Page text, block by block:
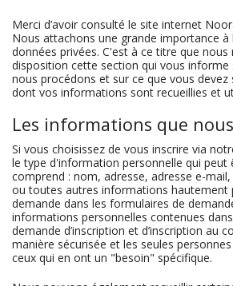
Merci d’avoir consulté le site internet
Nous attachons une grande importance
données privées. C'est à ce titre que
disposition cette section qui vous
nous procédons et sur ce que vous devez
dont vos informations sont recueillies et
Les informations que
Si vous choisissez de vous inscrire via
le type d'information personnelle qui peut
comprend : nom, adresse, adresse e-
ou toutes autres informations hautement
demande dans les formulaires de
informations personnelles contenues
demande d’inscription et d’inscription au
manière sécurisée et les seules
ceux qui en ont un "besoin" spécifique.